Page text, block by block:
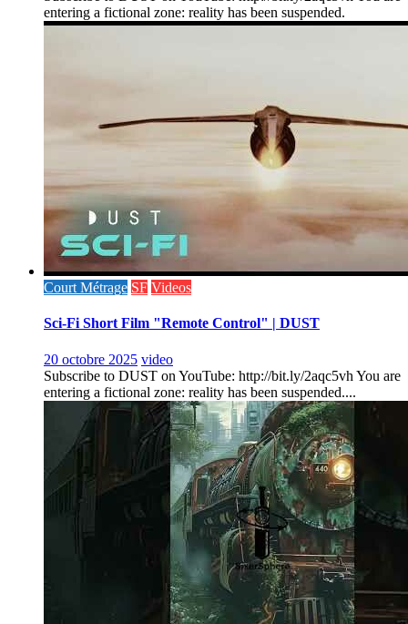
entering a fictional zone: reality has been suspended.
Court Métrage SF Videos
Sci-Fi Short Film "Remote Control" | DUST
20 octobre 2025 video
Subscribe to DUST on YouTube: http://bit.ly/2aqc5vh You are
entering a fictional zone: reality has been suspended....